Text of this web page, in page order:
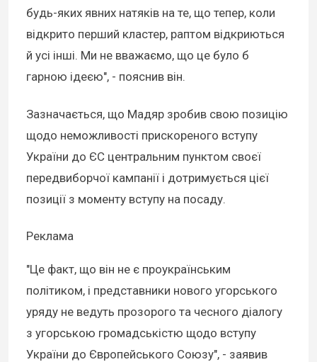
будь-яких явних натяків на те, що тепер, коли
відкрито перший кластер, раптом відкриються
й усі інші. Ми не вважаємо, що це було б
гарною ідеєю", - пояснив він.
Зазначається, що Мадяр зробив свою позицію
щодо неможливості прискореного вступу
України до ЄС центральним пунктом своєї
передвиборчої кампанії і дотримується цієї
позиції з моменту вступу на посаду.
Реклама
"Це факт, що він не є проукраїнським
політиком, і представники нового угорського
уряду не ведуть прозорого та чесного діалогу
з угорською громадськістю щодо вступу
України до Європейського Союзу", - заявив